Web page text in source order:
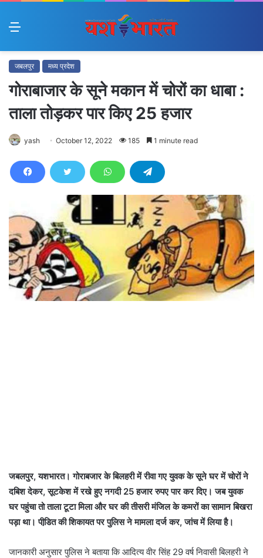
Menu
जबलपुर मध्य प्रदेश
गोराबाजार के सूने मकान में चोरों का धाबा :
ताला तोड़कर पार किए 25 हजार
yash October 12, 2022 185 1 minute read
जबलपुर, यशभारत। गोराबजार के बिलहरी में रीवा गए युवक के सूने घर में चोरों ने
दबिश देकर, सूटकेश में रखे हुए नगदी 25 हजार रुपए पार कर दिए। जब युवक
घर पहुंचा तो ताला टूटा मिला और घर की तीसरी मंजिल के कमरों का सामान बिखरा
पड़ा था। पीडि़त की शिकायत पर पुलिस ने मामला दर्ज कर, जांच में लिया है।
जानकारी अनुसार पुलिस ने बताया कि आदित्य वीर सिंह 29 वर्ष निवासी बिलहरी ने